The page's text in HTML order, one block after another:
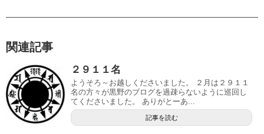
関連記事
２９１１名
ようそろ～お越しくださいました。 ２月は２９１１
名の方々が黒野のブログを過疎らないように巡回し
てくださいました。 ありがとーあ...
記事を読む